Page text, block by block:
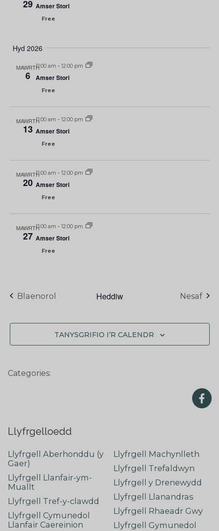
29 Amser Stori
Free
Hyd 2026
MAWRTH
6
11:00 am - 12:00 pm
Amser Stori
Free
MAWRTH
13
11:00 am - 12:00 pm
Amser Stori
Free
MAWRTH
20
11:00 am - 12:00 pm
Amser Stori
Free
MAWRTH
27
11:00 am - 12:00 pm
Amser Stori
Free
Blaenorol Digwyddiadau
Heddiw Nesaf
TANYSGRIFIO I’R CALENDR
Categories:
Llyfrgelloedd
Llyfrgell Aberhonddu (y
Gaer)
Llyfrgell Llanfair-ym-
Muallt
Llyfrgell Tref-y-clawdd
Llyfrgell Cymunedol
Llanfair Caereinion
Llyfrgell Machynlleth
Llyfrgell Trefaldwyn
Llyfrgell y Drenewydd
Llyfrgell Llanandras
Llyfrgell Rhaeadr Gwy
Llyfrgell Gymunedol